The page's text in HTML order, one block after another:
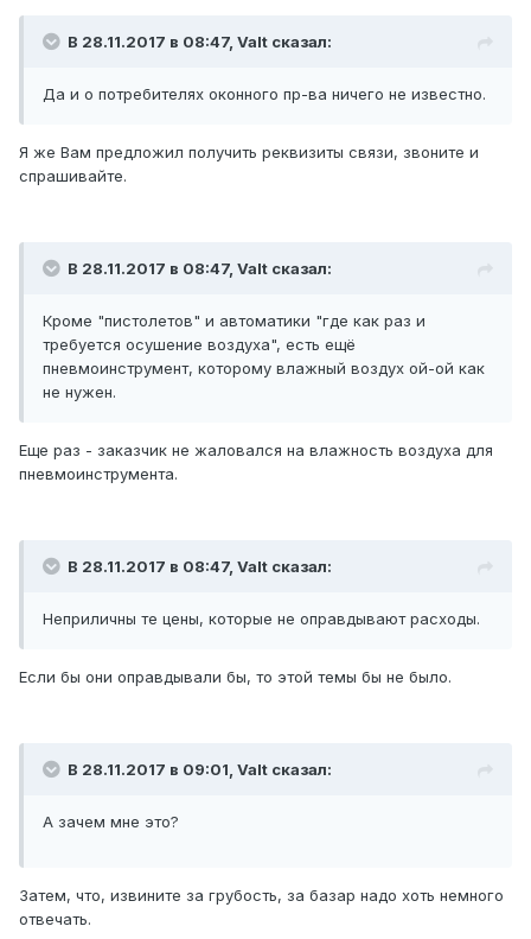
В 28.11.2017 в 08:47, Valt сказал:
Да и о потребителях оконного пр-ва ничего не известно.
Я же Вам предложил получить реквизиты связи, звоните и
спрашивайте.
В 28.11.2017 в 08:47, Valt сказал:
Кроме "пистолетов" и автоматики "где как раз и
требуется осушение воздуха", есть ещё
пневмоинструмент, которому влажный воздух ой-ой как
не нужен.
Еще раз - заказчик не жаловался на влажность воздуха для
пневмоинструмента.
В 28.11.2017 в 08:47, Valt сказал:
Неприличны те цены, которые не оправдывают расходы.
Если бы они оправдывали бы, то этой темы бы не было.
В 28.11.2017 в 09:01, Valt сказал:
А зачем мне это?
Затем, что, извините за грубость, за базар надо хоть немного
отвечать.